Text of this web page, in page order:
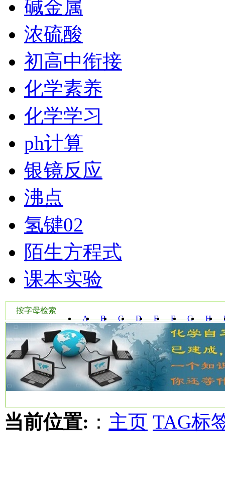
碱金属
浓硫酸
初高中衔接
化学素养
化学学习
ph计算
银镜反应
沸点
氢键02
陌生方程式
课本实验
按字母检索
A
B C D E F G H
W Y
当前位置: ： 主页 TAG标